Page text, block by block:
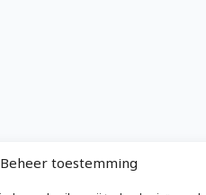
Beheer toestemming